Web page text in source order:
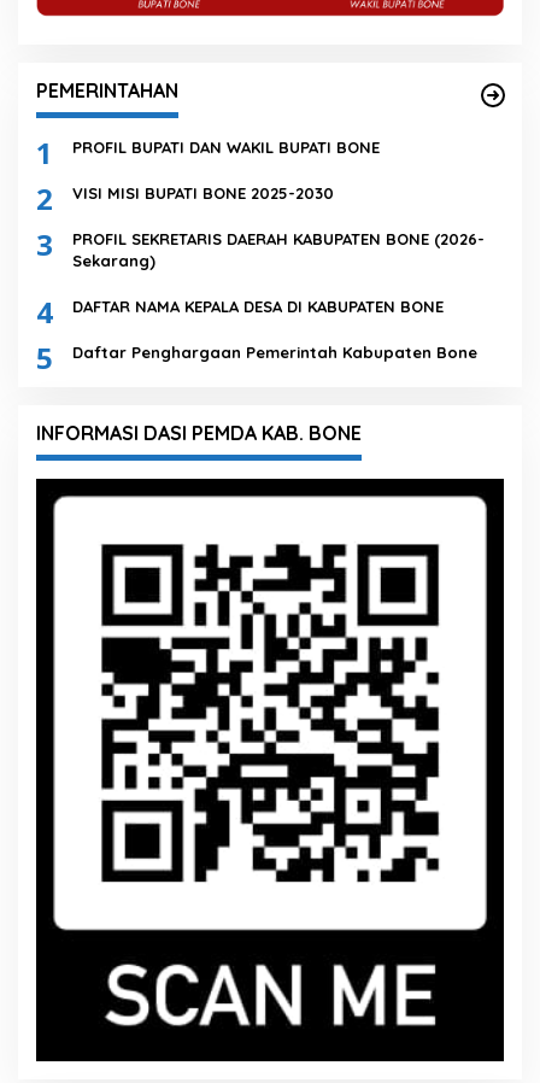
PEMERINTAHAN
1 PROFIL BUPATI DAN WAKIL BUPATI BONE
2 VISI MISI BUPATI BONE 2025-2030
3
PROFIL SEKRETARIS DAERAH KABUPATEN BONE (2026-
Sekarang)
4 DAFTAR NAMA KEPALA DESA DI KABUPATEN BONE
5 Daftar Penghargaan Pemerintah Kabupaten Bone
INFORMASI DASI PEMDA KAB. BONE